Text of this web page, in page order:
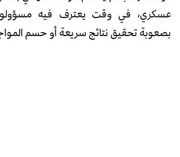
عسكري، في وقت يعترف فيه
بصعوبة تحقيق نتائج سريعة أو حسم